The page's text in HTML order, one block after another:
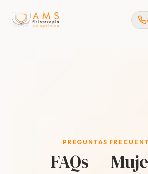
PREGUNTAS
FAQs —